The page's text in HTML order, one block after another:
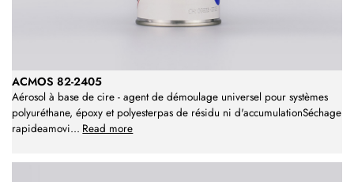
ACMOS 82-2405
Aérosol à base de cire - agent de démoulage universel pour systèmes
polyuréthane, époxy et polyesterpas de résidu ni d'accumulationSéchage
rapideamovi... Read more